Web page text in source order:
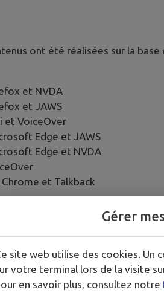
ont été réalisées sur la
et NVDA
et JAWS
et VoiceOver
Edge et JAWS
Edge et NVDA
et Talkback
Gérer
site web utilise des cookies. Un
votre terminal lors de la visite
en savoir plus, consultez notre